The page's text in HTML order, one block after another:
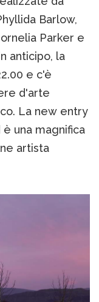
Barlow,
Parker e
anticipo, la
e c'è
d'arte
La new entry
è una magnifica
artista